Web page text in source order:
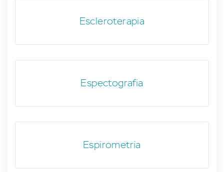
Escleroterapia
Espectografia
Espirometria